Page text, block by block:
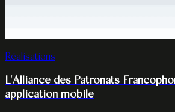
Réalisations
L'Alliance des Patronats
application mobile